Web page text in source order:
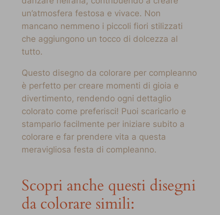
un’atmosfera festosa e vivace. Non
mancano nemmeno i piccoli fiori stilizzati
che aggiungono un tocco di dolcezza al
tutto.
Questo disegno da colorare per compleanno
è perfetto per creare momenti di gioia e
divertimento, rendendo ogni dettaglio
colorato come preferisci! Puoi scaricarlo e
stamparlo facilmente per iniziare subito a
colorare e far prendere vita a questa
meravigliosa festa di compleanno.
Scopri anche questi disegni
da colorare simili: